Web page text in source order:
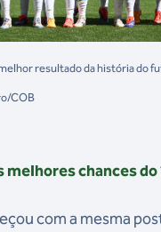
resultado da história do
COB
melhores chances do
com a mesma